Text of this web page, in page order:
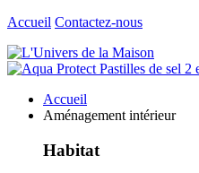
Accueil Contactez-nous
Accueil
Aménagement intérieur
Habitat